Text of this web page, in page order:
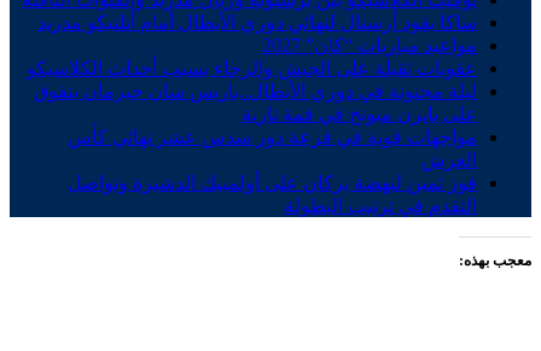
ساكا يقود أرسنال لنهائي دوري الأبطال أمام أتلتيكو مدريد
مواعيد مباريات “كان” 2027
عقوبات ثقيلة على الجيش والرجاء بسبب أحداث الكلاسيكو
ليلة مجنونة في دوري الأبطال..باريس سان جيرمان يتفوق
على بايرن ميونخ في قمة نارية
مواجهات قوية في قرعة دور سدس عشر نهائي كأس
العرش
فوز ثمين لنهضة بركان على أولمبيك الدشيرة وتواصل
التقدم في ترتيب البطولة
معجب بهذه: